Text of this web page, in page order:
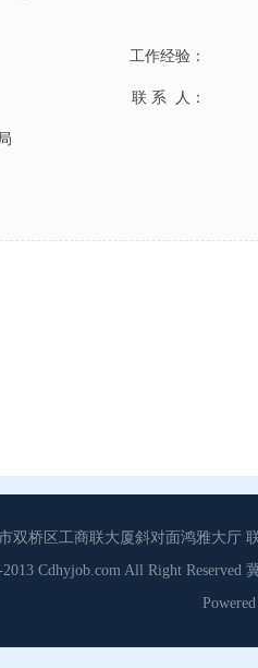
工作经验：
联 系 人：
双桥区工商联大厦斜对面鸿雅大厅
Cdhyjob.com All Right Reserved